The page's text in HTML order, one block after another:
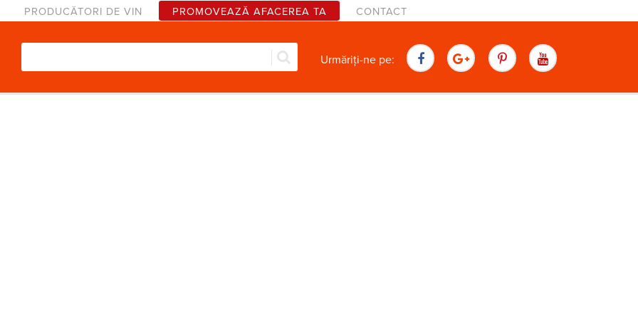
PRODUCĂTORI DE VIN PROMOVEAZĂ AFACEREA TA CONTACT
Formular de căutare Urmăriți-ne pe: